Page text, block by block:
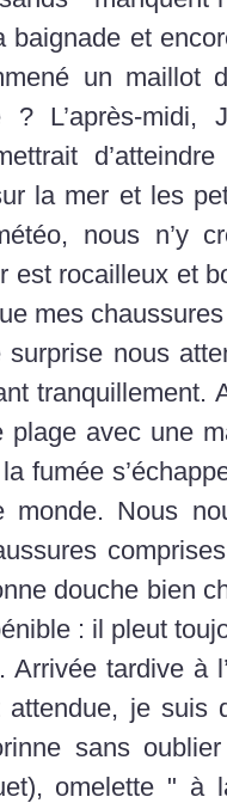
baignade et
un maillot
L’après-midi,
la mer et les
nous n’y
est rocailleux et
mes
nous
tranquillement.
plage avec une
fumée
Nous
douche bien
: il pleut
tardive à
je suis
sans
omelette "